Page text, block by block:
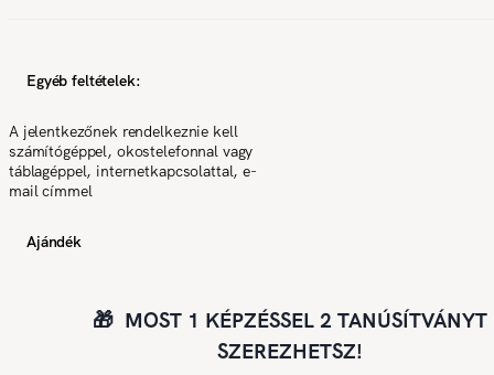
Egyéb feltételek:
A jelentkezőnek rendelkeznie kell
számítógéppel, okostelefonnal vagy
táblagéppel, internetkapcsolattal, e-
mail címmel
Ajándék
🎁 MOST 1 KÉPZÉSSEL 2 TANÚSÍTVÁNYT
SZEREZHETSZ!